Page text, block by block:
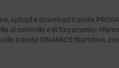
upload e download tramite
di controllo e di forzamento,
tramite SINAMICS Startdrive,